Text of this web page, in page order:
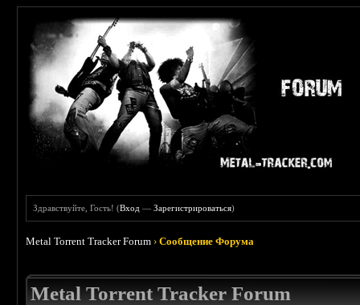
Здравствуйте, Гость! (Вход —Зарегистрироваться)
Metal Torrent Tracker Forum ›Сообщение Форума
Metal Torrent Tracker Forum